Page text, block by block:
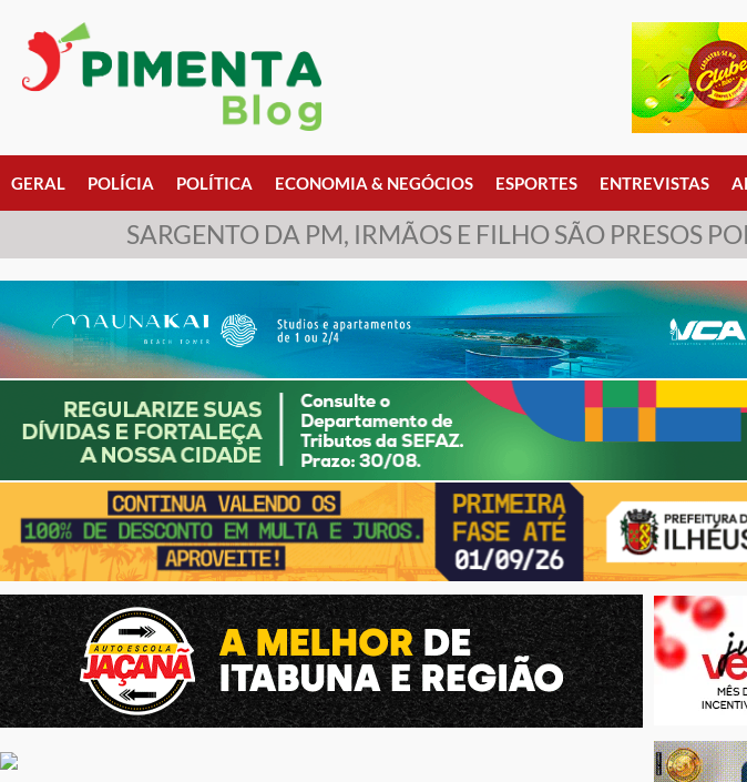
GERAL POLÍCIA POLÍTICA ECONOMIA & NEGÓCIOS ESPORTES ENTREVISTAS
SARGENTO DA PM, IRMÃOS E FILHO SÃO PRESOS